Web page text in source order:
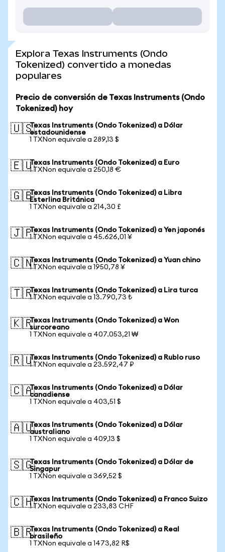
Explora Texas Instruments (Ondo
Tokenized) convertido a monedas
populares
Precio de conversión de Texas Instruments (Ondo
Tokenized) hoy
🇺🇸Texas Instruments (Ondo Tokenized) a Dólar
estadounidense
1 TXNon equivale a 289,13 $
🇪🇺Texas Instruments (Ondo Tokenized) a Euro
1 TXNon equivale a 250,18 €
🇬🇧Texas Instruments (Ondo Tokenized) a Libra
Esterlina Británica
1 TXNon equivale a 214,30 £
🇯🇵Texas Instruments (Ondo Tokenized) a Yen japonés
1 TXNon equivale a 45.626,01 ¥
🇨🇳Texas Instruments (Ondo Tokenized) a Yuan chino
1 TXNon equivale a 1950,78 ¥
🇹🇷Texas Instruments (Ondo Tokenized) a Lira turca
1 TXNon equivale a 13.790,73 ₺
🇰🇷Texas Instruments (Ondo Tokenized) a Won
surcoreano
1 TXNon equivale a 407.053,21 ₩
🇷🇺Texas Instruments (Ondo Tokenized) a Rublo ruso
1 TXNon equivale a 23.592,47 ₽
🇨🇦Texas Instruments (Ondo Tokenized) a Dólar
canadiense
1 TXNon equivale a 403,51 $
🇦🇺Texas Instruments (Ondo Tokenized) a Dólar
australiano
1 TXNon equivale a 409,13 $
🇸🇬Texas Instruments (Ondo Tokenized) a Dólar de
Singapur
1 TXNon equivale a 369,52 $
🇨🇭Texas Instruments (Ondo Tokenized) a Franco Suizo
1 TXNon equivale a 233,83 CHF
🇧🇷Texas Instruments (Ondo Tokenized) a Real
brasileño
1 TXNon equivale a 1473,82 R$